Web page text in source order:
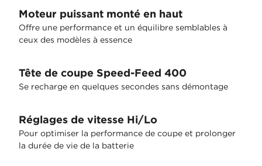
Moteur puissant monté en haut
Offre une performance et un équilibre semblables à
ceux des modèles à essence
Tête de coupe Speed-Feed 400
Se recharge en quelques secondes sans démontage
Réglages de vitesse Hi/Lo
Pour optimiser la performance de coupe et prolonger
la durée de vie de la batterie